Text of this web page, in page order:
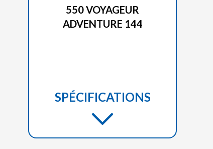
550 VOYAGEUR
ADVENTURE 144
SPÉCIFICATIONS